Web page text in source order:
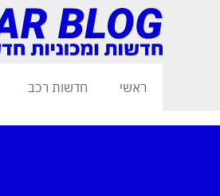
ראשי חדשות רכב